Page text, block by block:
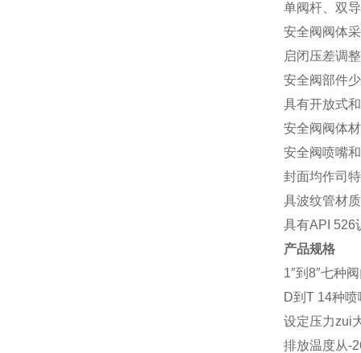
单阀杆、双
安全阀阀体
启闭压差调
安全阀部件
具有开放式
安全阀阀体
安全阀喷嘴
封面均作司
具波纹管材
具有API 526
产品规格
1″到8″七种
D到T 14种喷
设定压力zui
排放温度从-